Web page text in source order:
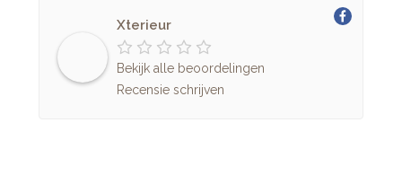
Xterieur
Bekijk alle beoordelingen
Recensie schrijven